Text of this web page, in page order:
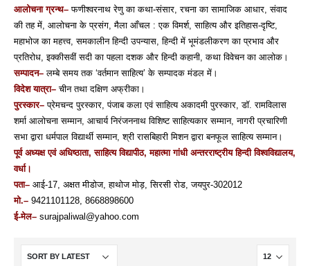
आलोचना ग्रन्थ– फणीश्‍वरनाथ रेणु का कथा-संसार, रचना का सामाजिक आधार, संवाद
की तह में, आलोचना के प्रसंग, मैला आँचल : एक विमर्श, साहित्य और इतिहास-दृष्‍टि,
महाभोज का महत्त्व, समकालीन हिन्दी उपन्यास, हिन्दी में भूमंडलीकरण का प्रभाव और
प्रतिरोध, इक्‍कीसवीं सदी का पहला दशक और हिन्दी कहानी, कथा विवेचन का आलोक।
सम्पादन– लम्बे समय तक ‘वर्तमान साहित्य’ के सम्पादक मंडल में।
विदेश यात्रा– चीन तथा दक्षिण अफ्रीका।
पुरस्कार– प्रेमचन्द पुरस्कार, पंजाब कला एवं साहित्य अकादमी पुरस्कार, डॉ. रामविलास
शर्मा आलोचना सम्मान, आचार्य निरंजननाथ विशिष्‍ट साहित्यकार सम्मान, नागरी प्रचारिणी
सभा द्वारा धर्मपाल विद्यार्थी सम्मान, श्री रासबिहारी मिशन द्वारा बनफूल साहित्य सम्मान।
पूर्व अध्यक्ष एवं अधिष्‍ठाता, साहित्य विद्यापीठ, महात्मा गांधी अन्तरराष्‍ट्रीय हिन्दी विश्‍वविद्यालय,
वर्धा।
पता– आई-17, अक्षत मीडोज, हाथोज मोड़, सिरसी रोड, जयपुर-302012
मो.– 9421101128, 8668898600
ई-मेल– surajpaliwal@yahoo.com